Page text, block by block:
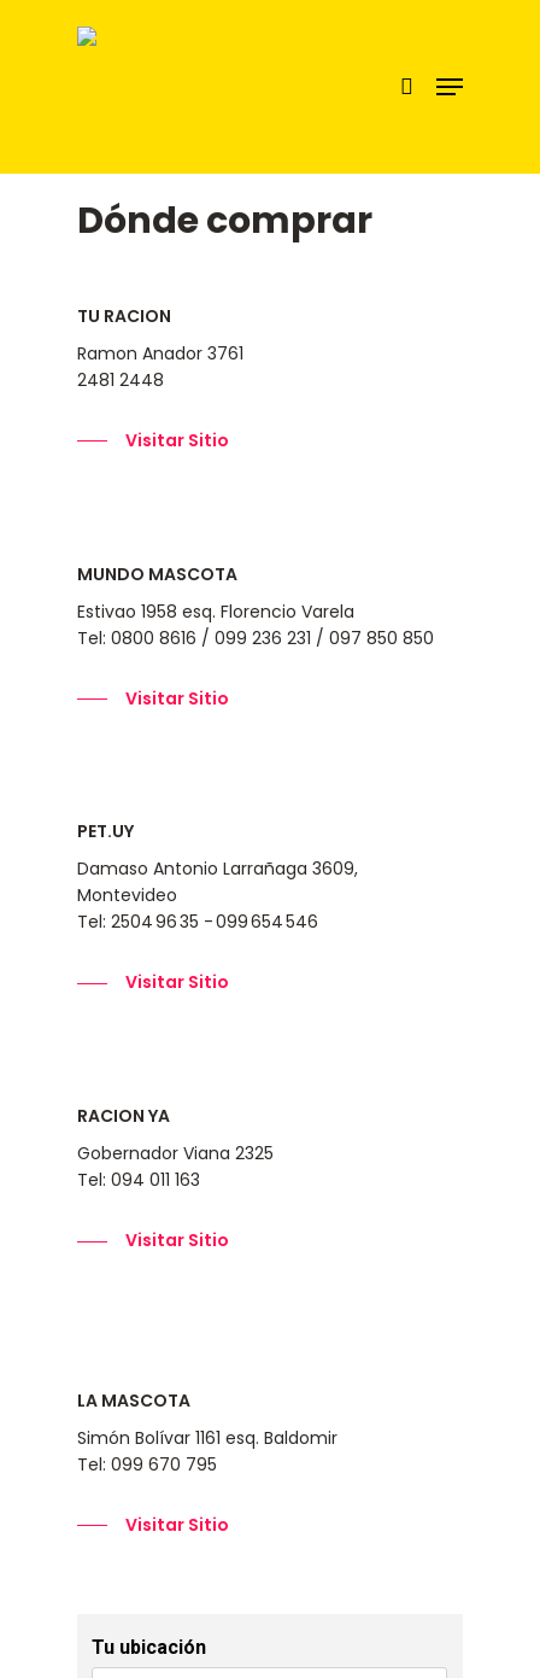
Dónde comprar
TU RACION
Ramon Anador 3761
2481 2448
Visitar Sitio
MUNDO MASCOTA
Estivao 1958 esq. Florencio Varela
Tel: 0800 8616 / 099 236 231 / 097 850 850
Visitar Sitio
PET.UY
Damaso Antonio Larrañaga 3609,
Montevideo
Tel: 2504 96 35 - 099 654 546
Visitar Sitio
RACION YA
Gobernador Viana 2325
Tel: 094 011 163
Visitar Sitio
LA MASCOTA
Simón Bolívar 1161 esq. Baldomir
Tel: 099 670 795
Visitar Sitio
Tu ubicación